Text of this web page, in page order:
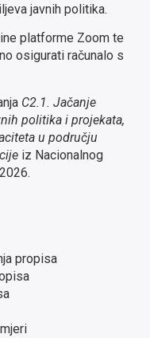
javnih politika.
platforme Zoom te
osigurati računalo s
C2.1. Jačanje
politika i projekata,
u području
iz Nacionalnog
propisa